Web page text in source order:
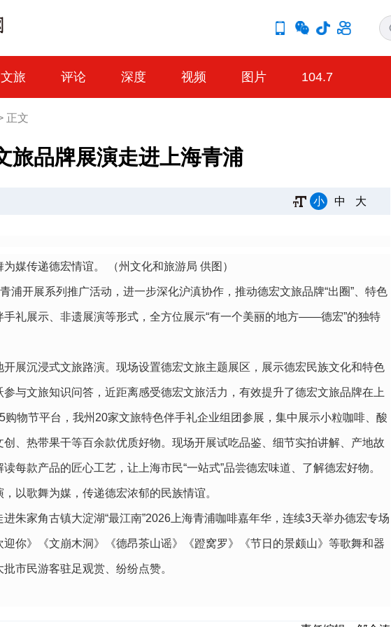
文旅 评论 深度 视频 图片 104.7
正文
旅品牌展演走进上海青浦
小 中 大
为媒传递德宏情谊。 （州文化和旅游局 供图）
浦开展系列推广活动，进一步深化沪滇协作，推动德宏文旅品牌“出圈”、特色
礼展示、非遗展演等形式，全方位展示“有一个美丽的地方——德宏”的独特
展沉浸式文旅路演。现场设置德宏文旅主题展区，展示德宏民族文化和特色
与文旅知识问答，近距离感受德宏文旅活力，有效提升了德宏文旅品牌在上
物节平台，我州20家文旅特色伴手礼企业组团参展，集中展示小粒咖啡、酸
、热带果干等百余款优质好物。现场开展试吃品鉴、细节实拍讲解、产地故
每款产品的匠心工艺，让上海市民“一站式”品尝德宏味道、了解德宏好物。
以歌舞为媒，传递德宏浓郁的民族情谊。
朱家角古镇大淀湖“最江南”2026上海青浦咖啡嘉年华，连续3天举办德宏专场
你》《文崩木洞》《德昂茶山谣》《蹬窝罗》《节日的景颇山》等歌舞和器
市民游客驻足观赏、纷纷点赞。